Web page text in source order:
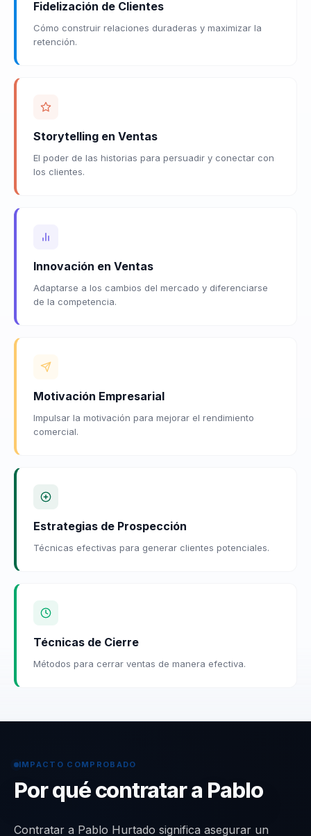
Fidelización de Clientes
Cómo construir relaciones duraderas y maximizar la
retención.
Storytelling en Ventas
El poder de las historias para persuadir y conectar con
los clientes.
Innovación en Ventas
Adaptarse a los cambios del mercado y diferenciarse
de la competencia.
Motivación Empresarial
Impulsar la motivación para mejorar el rendimiento
comercial.
Estrategias de Prospección
Técnicas efectivas para generar clientes potenciales.
Técnicas de Cierre
Métodos para cerrar ventas de manera efectiva.
IMPACTO COMPROBADO
Por qué contratar a Pablo
Contratar a Pablo Hurtado significa asegurar un